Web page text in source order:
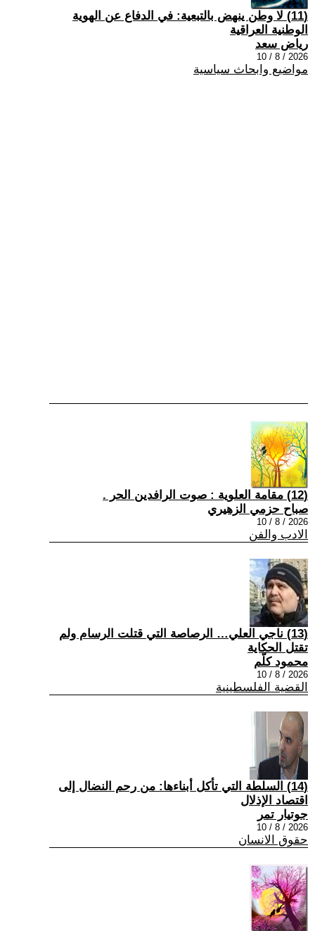
(11) لا وطن ينهض بالتبعية: في الدفاع عن الهوية
الوطنية العراقية
رياض سعد
2026 / 8 / 10
مواضيع وابحاث سياسية
(12) مقامة العلوية : صوت الرافدين الحر .
صباح حزمي الزهيري
2026 / 8 / 10
الادب والفن
(13) ناجي العلي… الرصاصة التي قتلت الرسام ولم
تقتل الحكاية
محمود كلّم
2026 / 8 / 10
القضية الفلسطينية
(14) السلطة التي تأكل أبناءها: من رحم النضال إلى
اقتصاد الإذلال
جوتيار تمر
2026 / 8 / 10
حقوق الانسان